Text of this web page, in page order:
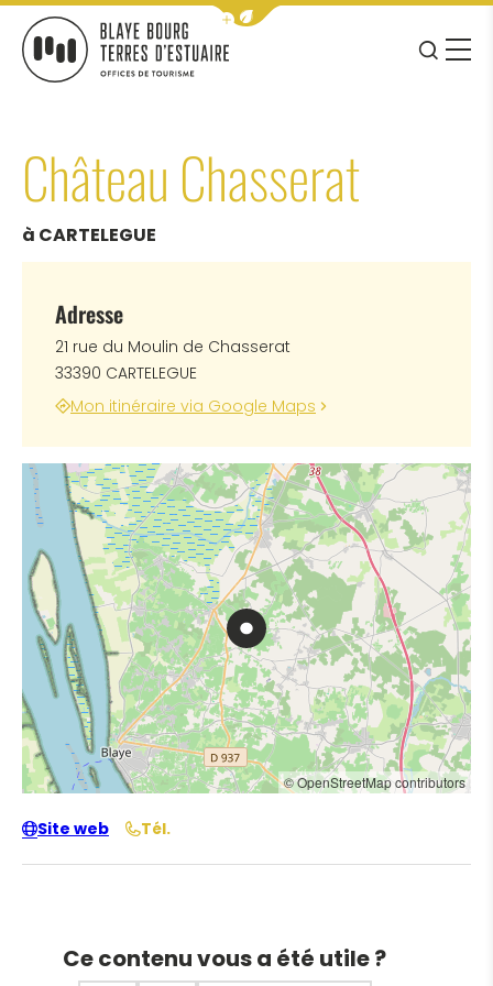
Afficher la barre de navigation
JE
MENU
Château Chasserat
à CARTELEGUE
Adresse
21 rue du Moulin de Chasserat
33390 CARTELEGUE
Mon itinéraire via Google Maps
© OpenStreetMap contributors
Site web Tél.
Ce contenu vous a été utile ?